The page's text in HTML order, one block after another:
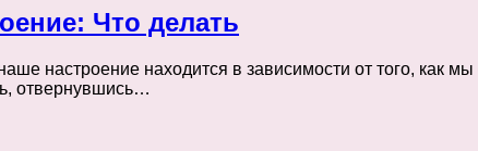
Что делать
настроение находится в зависимости от того, как
отвернувшись…